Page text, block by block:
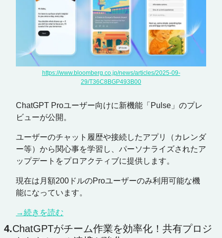
https://www.bloomberg.co.jp/news/articles/2025-09-
29/T36C8BGP493B00
ChatGPT Proユーザー向けに新機能「Pulse」のプレ
ビューが公開。
ユーザーのチャット履歴や接続したアプリ（カレンダ
ー等）から関心事を学習し、パーソナライズされたア
ップデートをプロアクティブに提供します。
現在は月額200ドルのProユーザーのみ利用可能な機
能になっています。
→続きを読む
4.ChatGPTがチーム作業を効率化！共有プロジ